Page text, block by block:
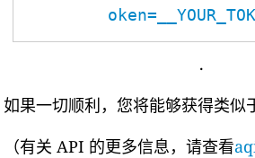
.
如果一切顺利，您将能够获得类似
（有关 API 的更多信息，请查看